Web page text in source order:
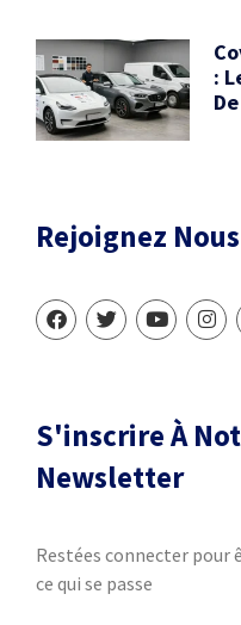
:
Rejoignez Nous
S'inscrire À
Newsletter
Restées connecter pour
ce qui se passe